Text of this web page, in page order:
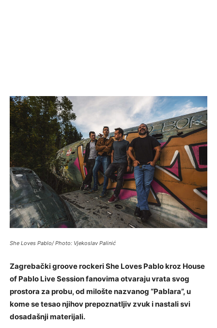
She Loves Pablo/ Photo: Vjekoslav Palinić
Zagrebački groove rockeri She Loves Pablo kroz House
of Pablo Live Session fanovima otvaraju vrata svog
prostora za probu, od milošte nazvanog “Pablara”, u
kome se tesao njihov prepoznatljiv zvuk i nastali svi
dosadašnji materijali.